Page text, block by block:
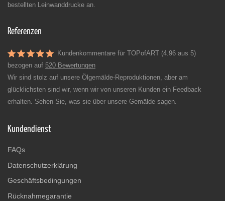
bestellten Leinwanddrucke an.
Referenzen
Kundenkommentare für TOPofART (4.96 aus 5)
bezogen auf 520 Bewertungen
Wir sind stolz auf unsere Ölgemälde-Reproduktionen, aber am
glücklichsten sind wir, wenn wir von unseren Kunden ein Feedback
erhalten. Sehen Sie, was sie über unsere Gemälde sagen.
Kundendienst
FAQs
Datenschutzerklärung
Geschäftsbedingungen
Rücknahmegarantie